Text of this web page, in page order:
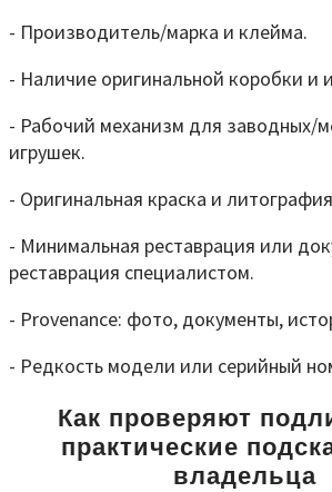
- Производитель/марка и клейма.
- Наличие оригинальной коробки и
- Рабочий механизм для заводных/
игрушек.
- Оригинальная краска и
- Минимальная реставрация или
реставрация специалистом.
- Provenance: фото, документы,
- Редкость модели или серийный
Как проверяют
практические
владельца